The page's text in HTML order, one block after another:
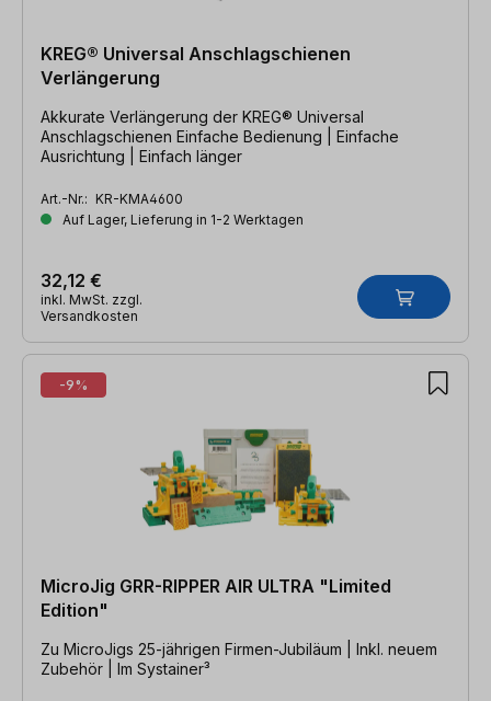
KREG® Universal Anschlagschienen
Verlängerung
Akkurate Verlängerung der KREG® Universal
Anschlagschienen Einfache Bedienung | Einfache
Ausrichtung | Einfach länger
Art.-Nr.: KR-KMA4600
Auf Lager, Lieferung in 1-2 Werktagen
32,12 €
inkl. MwSt. zzgl.
Versandkosten
-9%
MicroJig GRR-RIPPER AIR ULTRA "Limited
Edition"
Zu MicroJigs 25-jährigen Firmen-Jubiläum | Inkl. neuem
Zubehör | Im Systainer³